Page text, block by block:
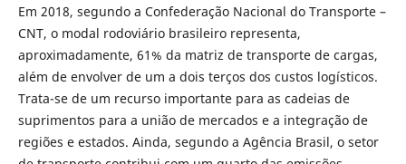
Em 2018, segundo a Confederação Nacional do Transporte –
CNT, o modal rodoviário brasileiro representa,
aproximadamente, 61% da matriz de transporte de cargas,
além de envolver de um a dois terços dos custos logísticos.
Trata-se de um recurso importante para as cadeias de
suprimentos para a união de mercados e a integração de
regiões e estados. Ainda, segundo a Agência Brasil, o setor